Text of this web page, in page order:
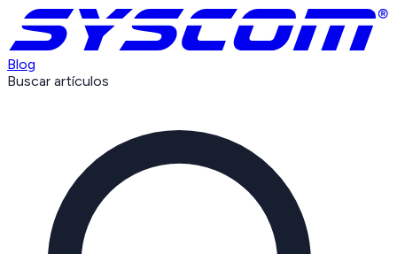
Blog
Buscar artículos